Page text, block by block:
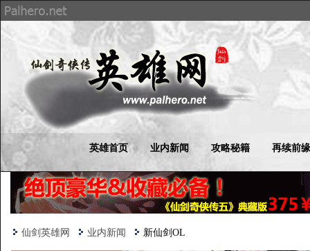
英雄首页 业内新闻 攻略秘籍 再续前缘
仙剑英雄网 业内新闻 新仙剑OL